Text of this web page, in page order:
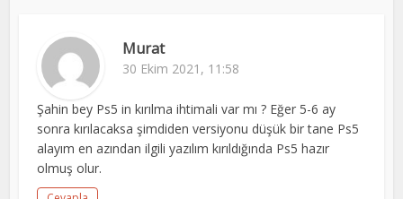
Murat
30 Ekim 2021, 11:58
Şahin bey Ps5 in kırılma ihtimali var mı ? Eğer 5-6 ay
sonra kırılacaksa şimdiden versiyonu düşük bir tane Ps5
alayım en azından ilgili yazılım kırıldığında Ps5 hazır
olmuş olur.